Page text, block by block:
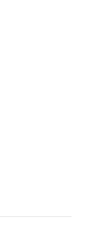
令、ガイドラ
並びにこの
令等により例
扱います。
・サービスの
険及びこれら